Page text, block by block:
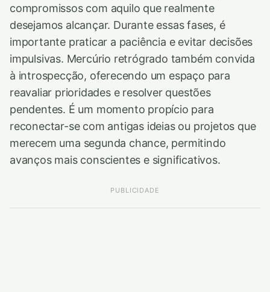
compromissos com aquilo que realmente
desejamos alcançar. Durante essas fases, é
importante praticar a paciência e evitar decisões
impulsivas. Mercúrio retrógrado também convida
à introspecção, oferecendo um espaço para
reavaliar prioridades e resolver questões
pendentes. É um momento propício para
reconectar-se com antigas ideias ou projetos que
merecem uma segunda chance, permitindo
avanços mais conscientes e significativos.
PUBLICIDADE